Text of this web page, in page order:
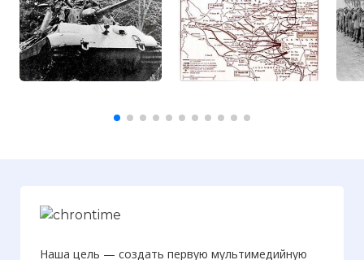
Наша цель — создать первую мультимедийную